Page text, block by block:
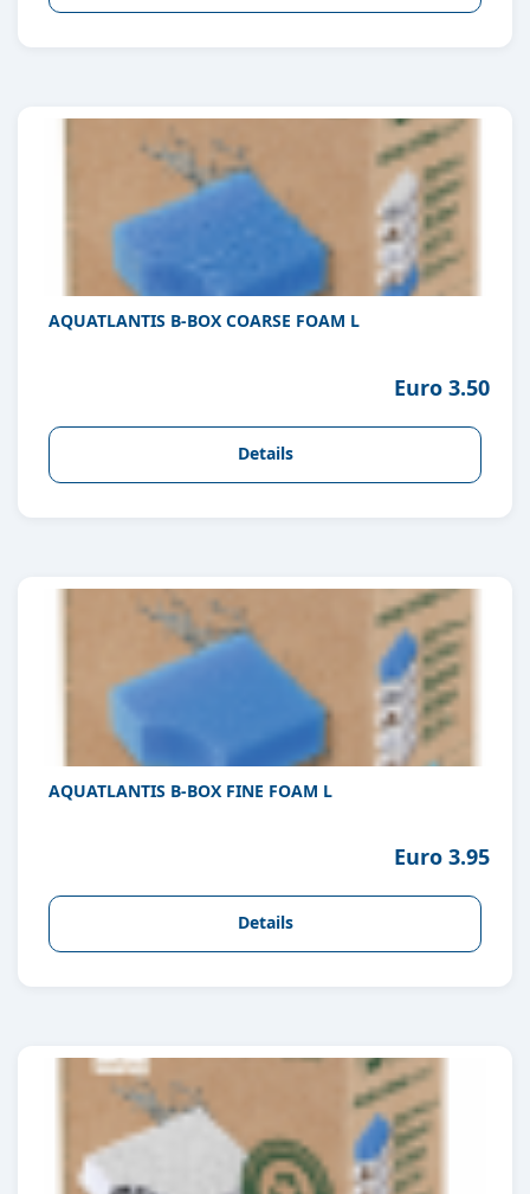
AQUATLANTIS B-BOX COARSE FOAM L
Euro 3.50
Details
AQUATLANTIS B-BOX FINE FOAM L
Euro 3.95
Details